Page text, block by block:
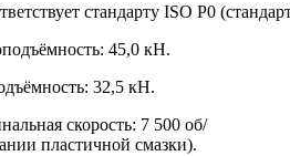
стандарту ISO P0
45,0 кН.
32,5 кН.
скорость: 7 500 об/
пластичной смазки).